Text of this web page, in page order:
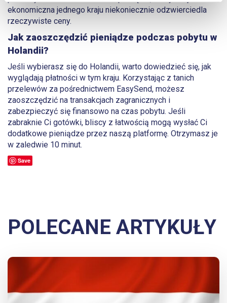
ekonomiczna jednego kraju niekoniecznie odzwierciedla
rzeczywiste ceny.
Jak zaoszczędzić pieniądze podczas pobytu w
Holandii?
Jeśli wybierasz się do Holandii, warto dowiedzieć się, jak
wyglądają płatności w tym kraju. Korzystając z tanich
przelewów za pośrednictwem EasySend, możesz
zaoszczędzić na transakcjach zagranicznych i
zabezpieczyć się finansowo na czas pobytu. Jeśli
zabraknie Ci gotówki, bliscy z łatwością mogą wysłać Ci
dodatkowe pieniądze przez naszą platformę. Otrzymasz je
w zaledwie 10 minut.
Save
POLECANE ARTYKUŁY